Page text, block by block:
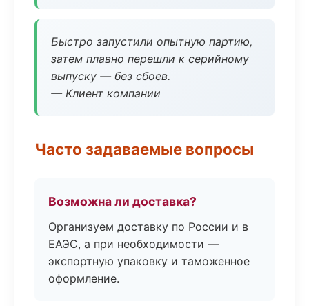
Быстро запустили опытную партию,
затем плавно перешли к серийному
выпуску — без сбоев.
— Клиент компании
Часто задаваемые вопросы
Возможна ли доставка?
Организуем доставку по России и в
ЕАЭС, а при необходимости —
экспортную упаковку и таможенное
оформление.